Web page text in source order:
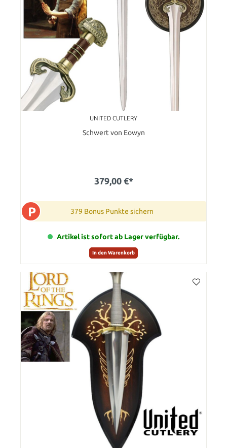
UNITED CUTLERY
Schwert von Eowyn
379,00 €*
P 379 Bonus Punkte sichern
Artikel ist sofort ab Lager verfügbar.
In den Warenkorb